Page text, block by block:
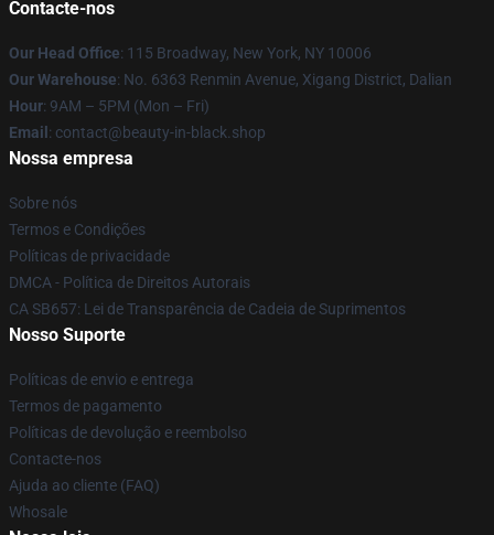
Contacte-nos
Our Head Office: 115 Broadway, New York, NY 10006
Our Warehouse: No. 6363 Renmin Avenue, Xigang District, Dalian
Hour: 9AM – 5PM (Mon – Fri)
Email : contact@beauty-in-black.shop
Nossa empresa
Sobre nós
Termos e Condições
Políticas de privacidade
DMCA - Política de Direitos Autorais
CA SB657: Lei de Transparência de Cadeia de Suprimentos
Nosso Suporte
Políticas de envio e entrega
Termos de pagamento
Políticas de devolução e reembolso
Contacte-nos
Ajuda ao cliente (FAQ)
Whosale